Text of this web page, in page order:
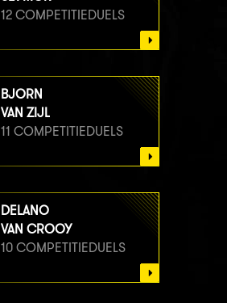
12 COMPETITIEDUELS
BJORN
VAN ZIJL
11 COMPETITIEDUELS
DELANO
VAN CROOY
10 COMPETITIEDUELS